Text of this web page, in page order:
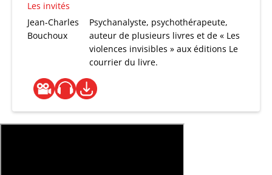
Les invités
Jean-Charles
Bouchoux
Psychanalyste, psychothérapeute,
auteur de plusieurs livres et de « Les
violences invisibles » aux éditions Le
courrier du livre.